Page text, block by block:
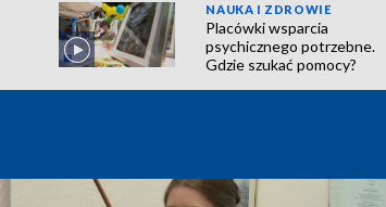
NAUKA I ZDROWIE
Placówki wsparcia
psychicznego potrzebne.
Gdzie szukać pomocy?